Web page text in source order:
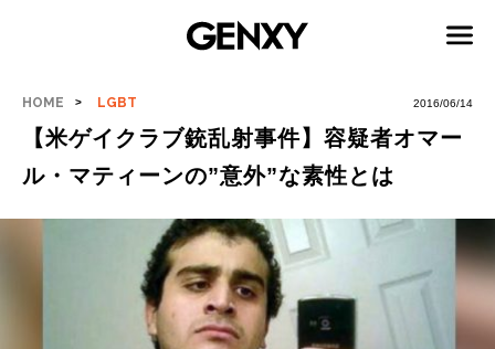
HOME LGBT 2016/06/14
【米ゲイクラブ銃乱射事件】容疑者オマー
ル・マティーンの”意外”な素性とは